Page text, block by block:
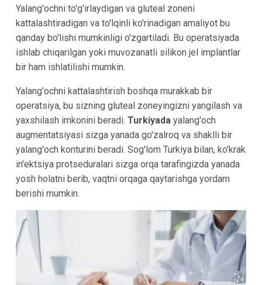
Yalang'ochni to'g'irlaydigan va gluteal zoneni
kattalashtiradigan va to'lqinli ko'rinadigan amaliyot bu
qanday bo'lishi mumkinligi o'zgartiladi. Bu operatsiyada
ishlab chiqarilgan yoki muvozanatli silikon jel implantlar
bir ham ishlatilishi mumkin.
Yalang'ochni kattalashtirish boshqa murakkab bir
operatsiya, bu sizning gluteal zoneyingizni yangilash va
yaxshilash imkonini beradi. Turkiyada yalang'och
augmentatsiyasi sizga yanada go'zalroq va shaklli bir
yalang'och konturini beradi. Sog'lom Turkiya bilan, ko'krak
in'ektsiya protseduralari sizga orqa tarafingizda yanada
yosh holatni berib, vaqtni orqaga qaytarishga yordam
berishi mumkin.